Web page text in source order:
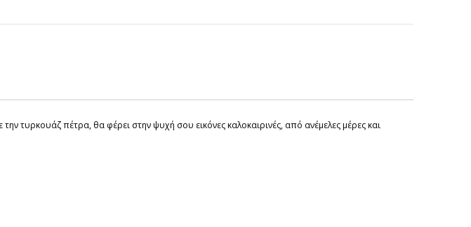
τυρκουάζ πέτρα, θα φέρει στην ψυχή σου εικόνες καλοκαιρινές, από ανέμελες μέρες και